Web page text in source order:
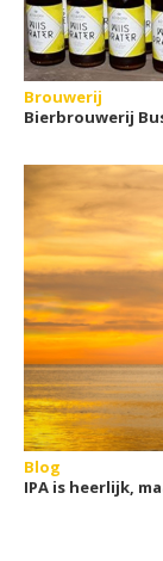
Brouwerij
Bierbrouwerij
Blog
IPA is heerlijk,